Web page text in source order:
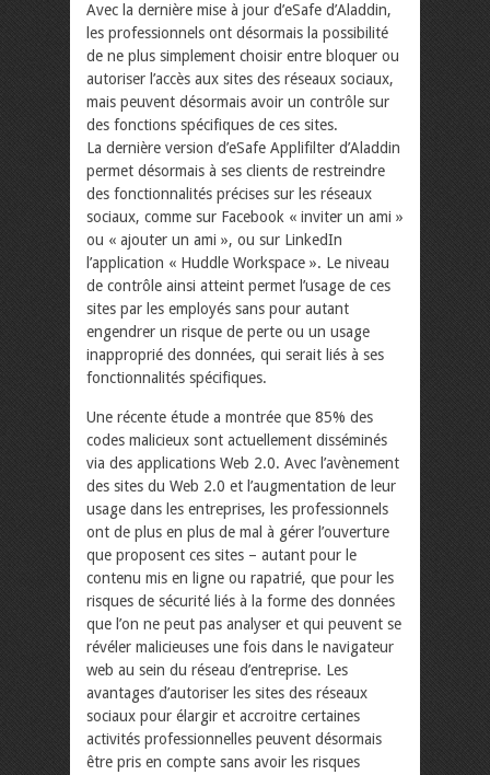
Avec la dernière mise à jour d’eSafe d’Aladdin,
les professionnels ont désormais la possibilité
de ne plus simplement choisir entre bloquer ou
autoriser l’accès aux sites des réseaux sociaux,
mais peuvent désormais avoir un contrôle sur
des fonctions spécifiques de ces sites.
La dernière version d’eSafe Applifilter d’Aladdin
permet désormais à ses clients de restreindre
des fonctionnalités précises sur les réseaux
sociaux, comme sur Facebook « inviter un ami »
ou « ajouter un ami », ou sur LinkedIn
l’application « Huddle Workspace ». Le niveau
de contrôle ainsi atteint permet l’usage de ces
sites par les employés sans pour autant
engendrer un risque de perte ou un usage
inapproprié des données, qui serait liés à ses
fonctionnalités spécifiques.
Une récente étude a montrée que 85% des
codes malicieux sont actuellement disséminés
via des applications Web 2.0. Avec l’avènement
des sites du Web 2.0 et l’augmentation de leur
usage dans les entreprises, les professionnels
ont de plus en plus de mal à gérer l’ouverture
que proposent ces sites – autant pour le
contenu mis en ligne ou rapatrié, que pour les
risques de sécurité liés à la forme des données
que l’on ne peut pas analyser et qui peuvent se
révéler malicieuses une fois dans le navigateur
web au sein du réseau d’entreprise. Les
avantages d’autoriser les sites des réseaux
sociaux pour élargir et accroitre certaines
activités professionnelles peuvent désormais
être pris en compte sans avoir les risques